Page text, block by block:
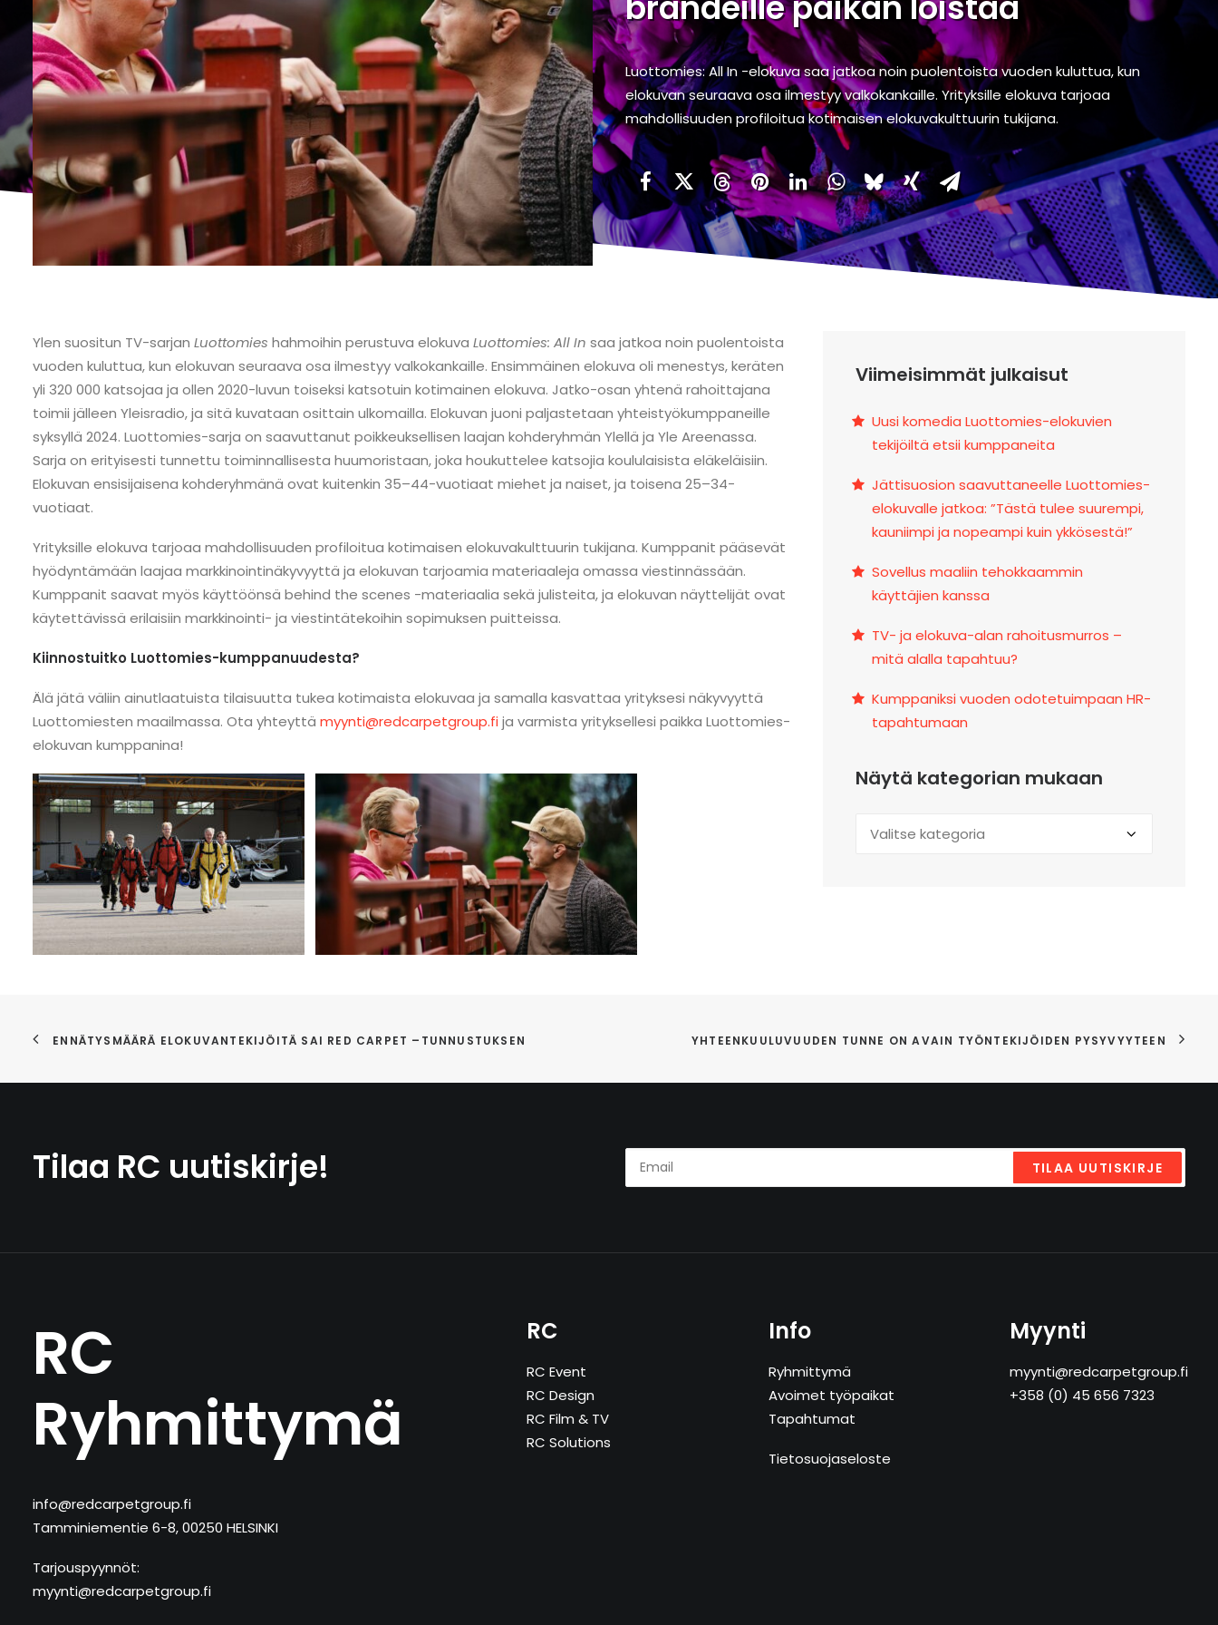
Luottomies: All In -elokuva saa jatkoa noin puolentoista vuoden kuluttua, kun
elokuvan seuraava osa ilmestyy valkokankaille. Yrityksille elokuva tarjoaa
mahdollisuuden profiloitua kotimaisen elokuvakulttuurin tukijana.
Ylen suositun TV-sarjan Luottomies hahmoihin perustuva elokuva Luottomies: All In saa jatkoa noin puolentoista
vuoden kuluttua, kun elokuvan seuraava osa ilmestyy valkokankaille. Ensimmäinen elokuva oli menestys, keräten
yli 320 000 katsojaa ja ollen 2020-luvun toiseksi katsotuin kotimainen elokuva. Jatko-osan yhtenä rahoittajana
toimii jälleen Yleisradio, ja sitä kuvataan osittain ulkomailla. Elokuvan juoni paljastetaan yhteistyökumppaneille
syksyllä 2024. Luottomies-sarja on saavuttanut poikkeuksellisen laajan kohderyhmän Ylellä ja Yle Areenassa.
Sarja on erityisesti tunnettu toiminnallisesta huumoristaan, joka houkuttelee katsojia koululaisista eläkeläisiin.
Elokuvan ensisijaisena kohderyhmänä ovat kuitenkin 35–44-vuotiaat miehet ja naiset, ja toisena 25–34-
vuotiaat.
Yrityksille elokuva tarjoaa mahdollisuuden profiloitua kotimaisen elokuvakulttuurin tukijana. Kumppanit pääsevät
hyödyntämään laajaa markkinointinäkyvyyttä ja elokuvan tarjoamia materiaaleja omassa viestinnässään.
Kumppanit saavat myös käyttöönsä behind the scenes -materiaalia sekä julisteita, ja elokuvan näyttelijät ovat
käytettävissä erilaisiin markkinointi- ja viestintätekoihin sopimuksen puitteissa.
Kiinnostuitko Luottomies-kumppanuudesta?
Älä jätä väliin ainutlaatuista tilaisuutta tukea kotimaista elokuvaa ja samalla kasvattaa yrityksesi näkyvyyttä
Luottomiesten maailmassa. Ota yhteyttä myynti@redcarpetgroup.fija varmista yrityksellesi paikka Luottomies-
elokuvan kumppanina!
Viimeisimmät julkaisut
Uusi komedia Luottomies-elokuvien
tekijöiltä etsii kumppaneita
Jättisuosion saavuttaneelle Luottomies-
elokuvalle jatkoa: ”Tästä tulee suurempi,
kauniimpi ja nopeampi kuin ykkösestä!”
Sovellus maaliin tehokkaammin
käyttäjien kanssa
TV- ja elokuva-alan rahoitusmurros –
mitä alalla tapahtuu?
Kumppaniksi vuoden odotetuimpaan HR-
tapahtumaan
Näytä kategorian mukaan
ENNÄTYSMÄÄRÄ ELOKUVANTEKIJÖITÄ SAI RED CARPET –TUNNUSTUKSEN YHTEENKUULUVUUDEN TUNNE ON AVAIN TYÖNTEKIJÖIDEN PYSYVYYTEEN
Tilaa RC uutiskirje!
RC
Ryhmittymä
info@redcarpetgroup.fi
Tamminiementie 6-8, 00250 HELSINKI
Tarjouspyynnöt:
myynti@redcarpetgroup.fi
RC
RC Event
RC Design
RC Film & TV
RC Solutions
Info
Ryhmittymä
Avoimet työpaikat
Tapahtumat
Tietosuojaseloste
Myynti
myynti@redcarpetgroup.fi
+358 (0) 45 656 7323